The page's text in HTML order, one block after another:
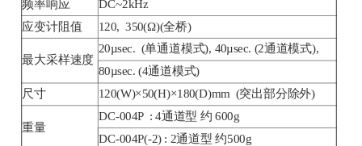
频率响应
DC~2kHz
应变计阻值
120, 350(Ω)(全桥)
最大采样速度
20µsec. (单通道模式), 40µsec. (2通道模式),
80µsec. (4通道模式)
尺寸
120(W)×50(H)×180(D)mm (突出部分除外)
重量
DC-004P : 4通道型 约 600g
DC-004P(-2) : 2通道型 约500g